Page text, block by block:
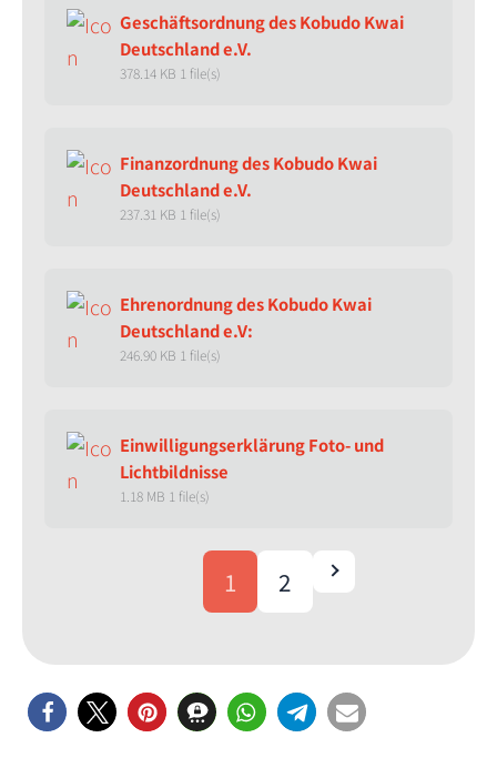
Geschäftsordnung des Kobudo Kwai
Deutschland e.V.
378.14 KB 1 file(s)
Finanzordnung des Kobudo Kwai
Deutschland e.V.
237.31 KB 1 file(s)
Ehrenordnung des Kobudo Kwai
Deutschland e.V:
246.90 KB 1 file(s)
Einwilligungserklärung Foto- und
Lichtbildnisse
1.18 MB 1 file(s)
1 2